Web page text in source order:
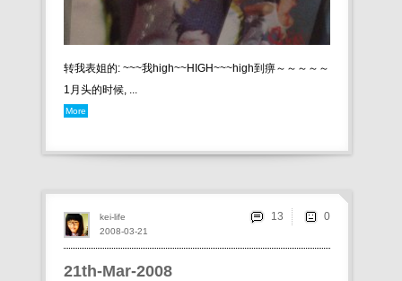
转我表姐的: ~~~我high~~HIGH~~~high到痹～～～～～
1月头的时候, ...
More
21th-Mar-2008
2008-03-21
kei-life 13